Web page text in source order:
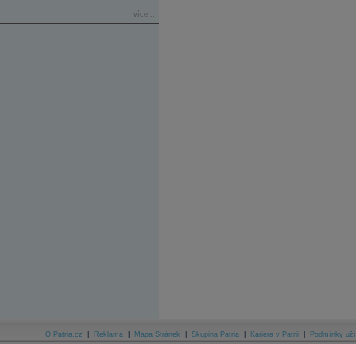
více...
O Patria.cz Reklama Mapa Stránek Skupina Patria Kariéra v Patrii Podmínky